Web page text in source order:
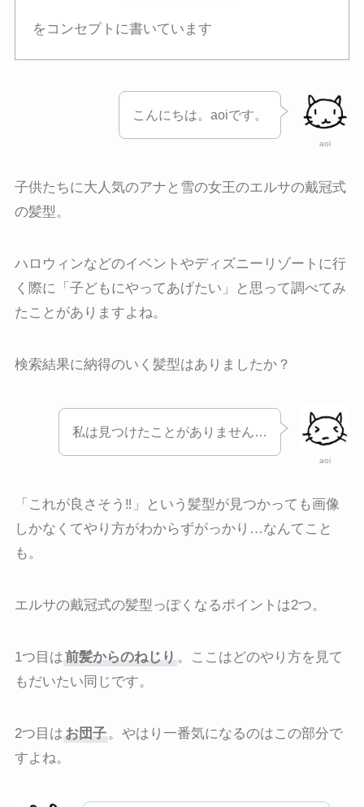
をコンセプトに書いています
aoi
こんにちは。aoiです。
子供たちに大人気のアナと雪の女王のエルサの戴冠式
の髪型。
ハロウィンなどのイベントやディズニーリゾートに行
く際に「子どもにやってあげたい」と思って調べてみ
たことがありますよね。
検索結果に納得のいく髪型はありましたか？
aoi
私は見つけたことがありません…
「これが良さそう‼︎」という髪型が見つかっても画像
しかなくてやり方がわからずがっかり…なんてこと
も。
エルサの戴冠式の髪型っぽくなるポイントは2つ。
1つ目は前髪からのねじり 。ここはどのやり方を見て
もだいたい同じです。
2つ目は お団子。やはり一番気になるのはこの部分で
すよね。